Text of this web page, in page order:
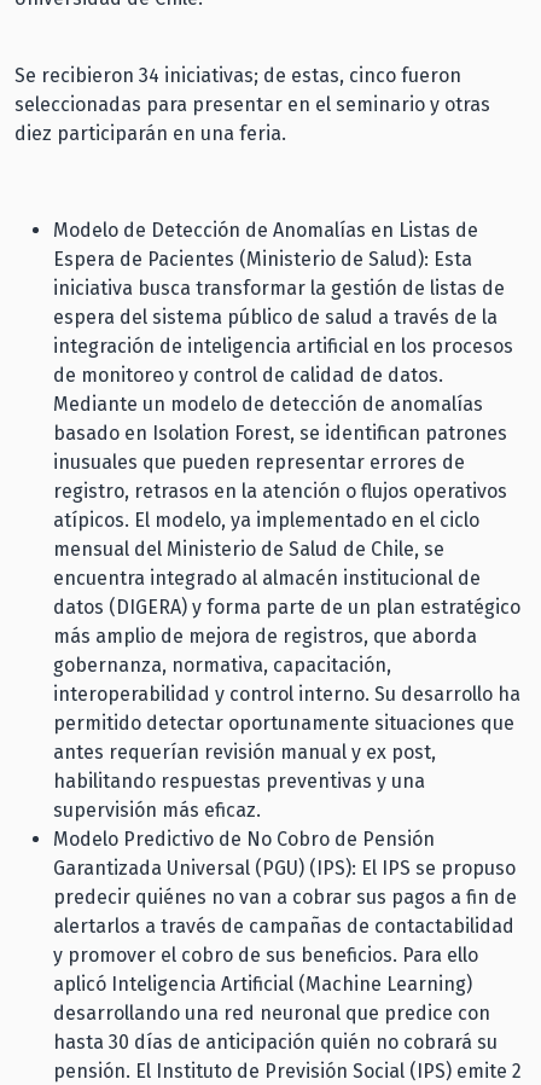
Se recibieron 34 iniciativas; de estas, cinco fueron
seleccionadas para presentar en el seminario y otras
diez participarán en una feria.
Modelo de Detección de Anomalías en Listas de
Espera de Pacientes (Ministerio de Salud): Esta
iniciativa busca transformar la gestión de listas de
espera del sistema público de salud a través de la
integración de inteligencia artificial en los procesos
de monitoreo y control de calidad de datos.
Mediante un modelo de detección de anomalías
basado en Isolation Forest, se identifican patrones
inusuales que pueden representar errores de
registro, retrasos en la atención o flujos operativos
atípicos. El modelo, ya implementado en el ciclo
mensual del Ministerio de Salud de Chile, se
encuentra integrado al almacén institucional de
datos (DIGERA) y forma parte de un plan estratégico
más amplio de mejora de registros, que aborda
gobernanza, normativa, capacitación,
interoperabilidad y control interno. Su desarrollo ha
permitido detectar oportunamente situaciones que
antes requerían revisión manual y ex post,
habilitando respuestas preventivas y una
supervisión más eficaz.
Modelo Predictivo de No Cobro de Pensión
Garantizada Universal (PGU) (IPS): El IPS se propuso
predecir quiénes no van a cobrar sus pagos a fin de
alertarlos a través de campañas de contactabilidad
y promover el cobro de sus beneficios. Para ello
aplicó Inteligencia Artificial (Machine Learning)
desarrollando una red neuronal que predice con
hasta 30 días de anticipación quién no cobrará su
pensión. El Instituto de Previsión Social (IPS) emite 2